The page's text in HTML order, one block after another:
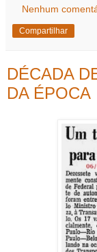
Nenhum
Compartilhar
DÉCADA
DA ÉPOCA